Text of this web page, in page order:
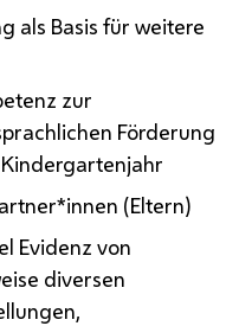
als Basis für weitere
zur
Förderung
(Eltern)
Evidenz von
diversen